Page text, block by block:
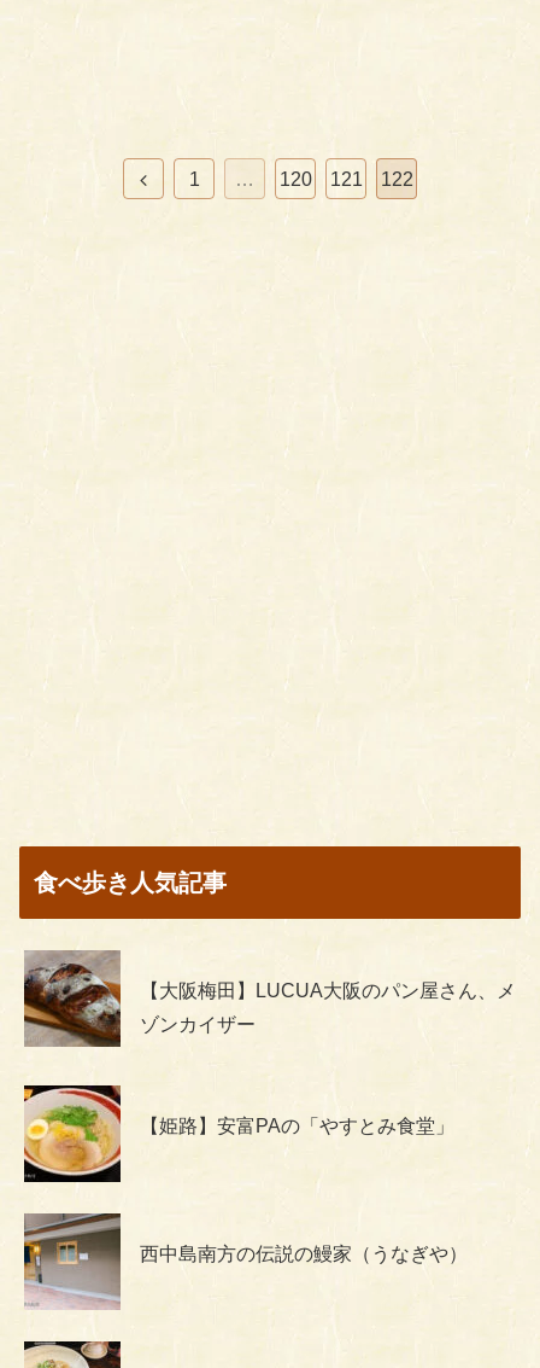
前
1 … 120 121 122
食べ歩き人気記事
【大阪梅田】LUCUA大阪のパン屋さん、メ
ゾンカイザー
【姫路】安富PAの「やすとみ食堂」
西中島南方の伝説の鰻家（うなぎや）